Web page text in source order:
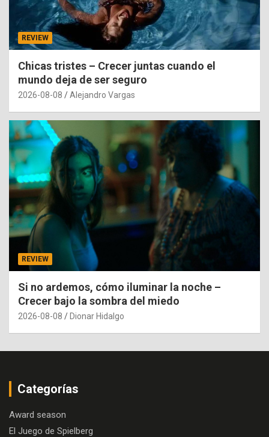
REVIEW
Chicas tristes – Crecer juntas cuando el
mundo deja de ser seguro
2026-08-08 Alejandro Vargas
REVIEW
Si no ardemos, cómo iluminar la noche –
Crecer bajo la sombra del miedo
2026-08-08 Dionar Hidalgo
Categorías
Award season
El Juego de Spielberg